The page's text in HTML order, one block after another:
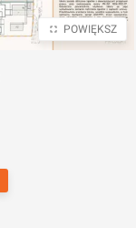
POWIĘKSZ